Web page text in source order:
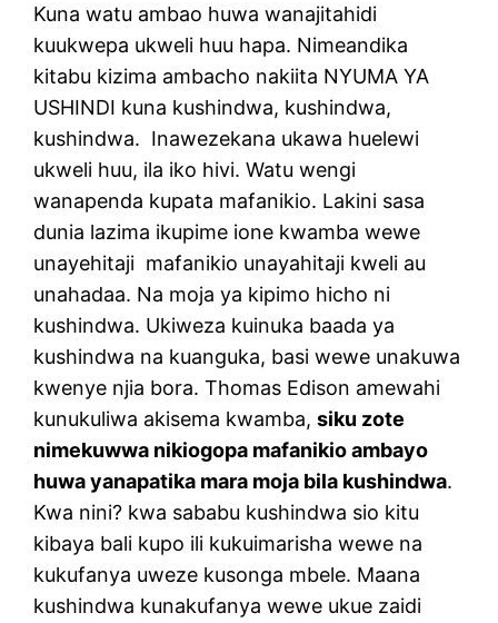
Kuna watu ambao huwa wanajitahidi
kuukwepa ukweli huu hapa. Nimeandika
kitabu kizima ambacho nakiita NYUMA YA
USHINDI kuna kushindwa, kushindwa,
kushindwa. Inawezekana ukawa huelewi
ukweli huu, ila iko hivi. Watu wengi
wanapenda kupata mafanikio. Lakini sasa
dunia lazima ikupime ione kwamba wewe
unayehitaji mafanikio unayahitaji kweli au
unahadaa. Na moja ya kipimo hicho ni
kushindwa. Ukiweza kuinuka baada ya
kushindwa na kuanguka, basi wewe unakuwa
kwenye njia bora. Thomas Edison amewahi
kunukuliwa akisema kwamba,siku zote
nimekuwwa nikiogopa mafanikio ambayo
huwa yanapatika mara moja bila kushindwa.
Kwa nini? kwa sababu kushindwa sio kitu
kibaya bali kupo ili kukuimarisha wewe na
kukufanya uweze kusonga mbele. Maana
kushindwa kunakufanya wewe ukue zaidi